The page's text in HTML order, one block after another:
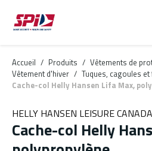
Aller au contenu principal
Skip to menu
Skip to footer
Accueil / Produits / Vêtements de
Vêtement d'hiver / Tuques, cagoules
Cache-col Helly Hansen Lifa Max,
HELLY HANSEN LEISURE CANADA
Cache-col Helly